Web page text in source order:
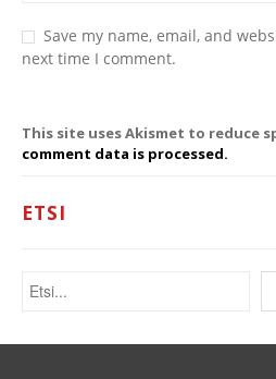
Save my name, email, and
next time I comment.
This site uses Akismet to reduce
comment data is processed.
ETSI